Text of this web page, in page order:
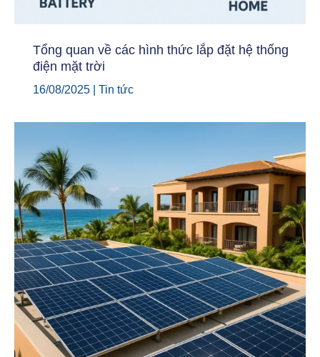
Tổng quan về các hình thức lắp đặt hệ thống
điện mặt trời
16/08/2025 Tin tức